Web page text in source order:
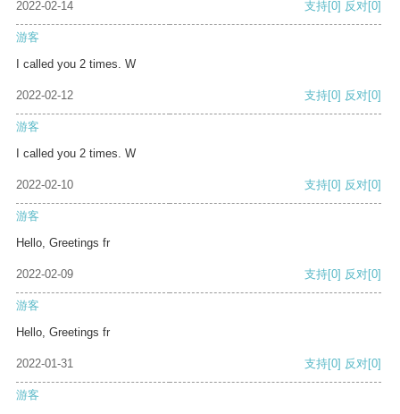
2022-02-14 支持[0] 反对[0]
游客
I called you 2 times. W
2022-02-12 支持[0] 反对[0]
游客
I called you 2 times. W
2022-02-10 支持[0] 反对[0]
游客
Hello, Greetings fr
2022-02-09 支持[0] 反对[0]
游客
Hello, Greetings fr
2022-01-31 支持[0] 反对[0]
游客